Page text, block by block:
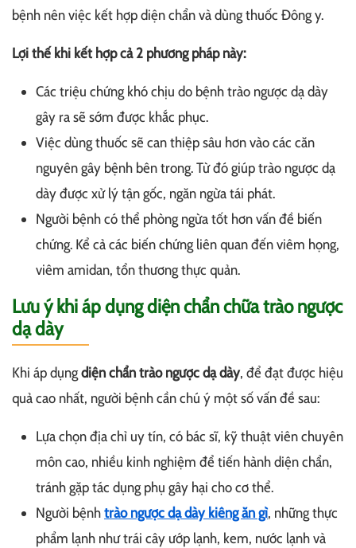
bệnh nên việc kết hợp diện chẩn và dùng thuốc Đông y.
Lợi thế khi kết hợp cả 2 phương pháp này:
Các triệu chứng khó chịu do bệnh trào ngược dạ dày
gây ra sẽ sớm được khắc phục.
Việc dùng thuốc sẽ can thiệp sâu hơn vào các căn
nguyên gây bệnh bên trong. Từ đó giúp trào ngược dạ
dày được xử lý tận gốc, ngăn ngừa tái phát.
Người bệnh có thể phòng ngừa tốt hơn vấn đề biến
chứng. Kể cả các biến chứng liên quan đến viêm họng,
viêm amidan, tổn thương thực quản.
Lưu ý khi áp dụng diện chẩn chữa trào ngược
dạ dày
Khi áp dụngdiện chẩn trào ngược dạ dày, để đạt được hiệu
quả cao nhất, người bệnh cần chú ý một số vấn đề sau:
Lựa chọn địa chỉ uy tín, có bác sĩ, kỹ thuật viên chuyên
môn cao, nhiều kinh nghiệm để tiến hành diện chẩn,
tránh gặp tác dụng phụ gây hại cho cơ thể.
Người bệnhtrào ngược dạ dày kiêng ăn gì, nhữngthực
phẩm lạnh như trái cây ướp lạnh, kem, nước lạnh và